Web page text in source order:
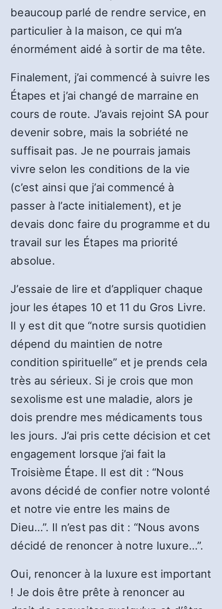
beaucoup parlé de rendre service, en
particulier à la maison, ce qui m’a
énormément aidé à sortir de ma tête.
Finalement, j’ai commencé à suivre les
Étapes et j’ai changé de marraine en
cours de route. J’avais rejoint SA pour
devenir sobre, mais la sobriété ne
suffisait pas. Je ne pourrais jamais
vivre selon les conditions de la vie
(c’est ainsi que j’ai commencé à
passer à l’acte initialement), et je
devais donc faire du programme et du
travail sur les Étapes ma priorité
absolue.
J’essaie de lire et d’appliquer chaque
jour les étapes 10 et 11 du Gros Livre.
Il y est dit que “notre sursis quotidien
dépend du maintien de notre
condition spirituelle” et je prends cela
très au sérieux. Si je crois que mon
sexolisme est une maladie, alors je
dois prendre mes médicaments tous
les jours. J’ai pris cette décision et cet
engagement lorsque j’ai fait la
Troisième Étape. Il est dit : “Nous
avons décidé de confier notre volonté
et notre vie entre les mains de
Dieu…”. Il n’est pas dit : “Nous avons
décidé de renoncer à notre luxure…”.
Oui, renoncer à la luxure est important
! Je dois être prête à renoncer au